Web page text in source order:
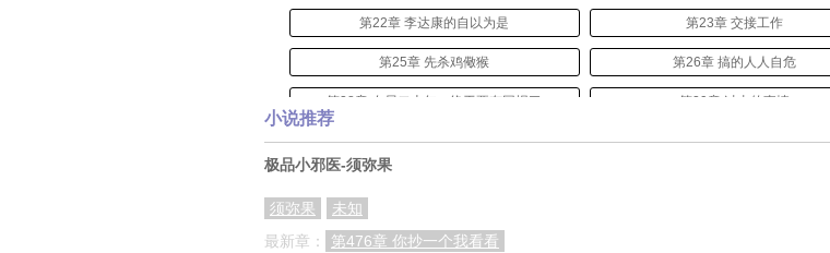
第22章 李达康的自以为是 第23章 交接工作
第25章 先杀鸡儆猴 第26章 搞的人人自危
第28章 布局二十年，终于要有回报了 第29章 过去的事情
第31章 我做的事，你们不会理解 第32章 突然的转变
第37章 绝对不能出问题
小说推荐
极品小邪医-须弥果
须弥果
未知
最新章：
第476章 你抄一个我看看